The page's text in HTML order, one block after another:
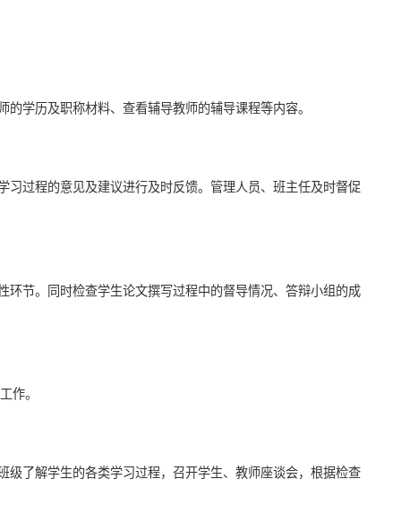
学历及职称材料、查看辅导教师的辅导课程等内容。
过程的意见及建议进行及时反馈。管理人员、班主任及时督促
节。同时检查学生论文撰写过程中的督导情况、答辩小组的成
作。
了解学生的各类学习过程，召开学生、教师座谈会，根据检查